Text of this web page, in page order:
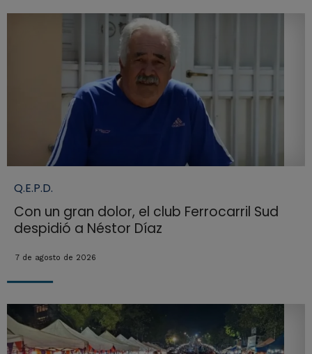
Q.E.P.D.
Con un gran dolor, el club Ferrocarril Sud
despidió a Néstor Díaz
7 de agosto de 2026